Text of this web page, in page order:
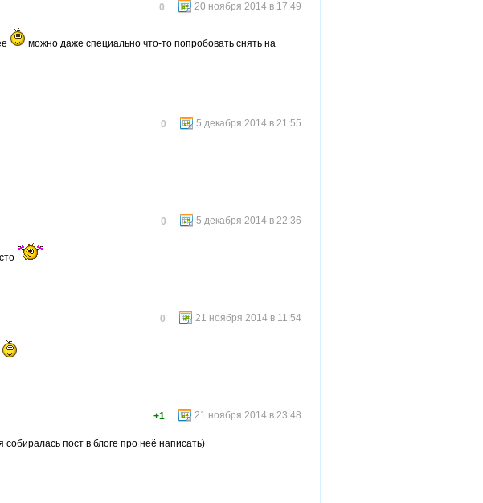
20 ноября 2014 в 17:49
0
можно даже специально что-то попробовать снять на
5 декабря 2014 в 21:55
0
5 декабря 2014 в 22:36
0
21 ноября 2014 в 11:54
0
21 ноября 2014 в 23:48
+1
пост в блоге про неё написать)